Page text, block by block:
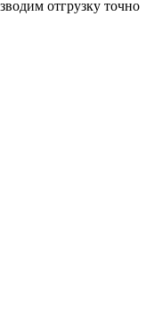
отгрузку точно